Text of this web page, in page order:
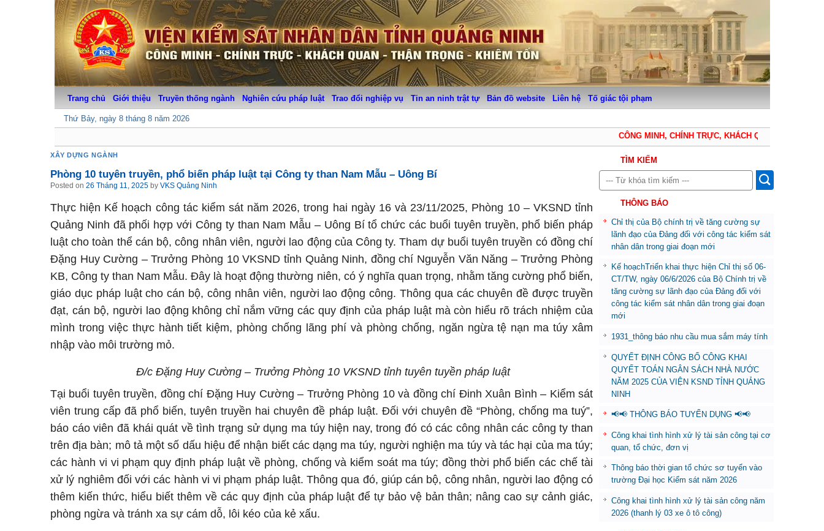
Trang chủ Giới thiệu Truyền thống ngành Nghiên cứu pháp luật Trao đổi nghiệp vụ Tin an ninh trật tự Bản đồ website Liên hệ Tố giác tội phạm
Thứ Bảy, ngày 8 tháng 8 năm 2026
CÔNG MINH, CHÍNH TRỰC, KHÁCH QUAN, THẬN
XÂY DỰNG NGÀNH
Phòng 10 tuyên truyền, phổ biến pháp luật tại Công ty than Nam Mẫu – Uông Bí
Posted on 26 Tháng 11, 2025 by VKS Quảng Ninh
Thực hiện Kế hoạch công tác kiểm sát năm 2026, trong hai ngày 16 và 23/11/2025, Phòng 10 – VKSND tỉnh
Quảng Ninh đã phối hợp với Công ty than Nam Mẫu – Uông Bí tổ chức các buổi tuyên truyền, phổ biến pháp
luật cho toàn thể cán bộ, công nhân viên, người lao động của Công ty. Tham dự buổi tuyên truyền có đồng chí
Đặng Huy Cường – Trưởng Phòng 10 VKSND tỉnh Quảng Ninh, đồng chí Nguyễn Văn Năng – Trưởng Phòng
KB, Công ty than Nam Mẫu. Đây là hoạt động thường niên, có ý nghĩa quan trọng, nhằm tăng cường phổ biến,
giáo dục pháp luật cho cán bộ, công nhân viên, người lao động công. Thông qua các chuyên đề được truyền
đạt, cán bộ, người lao động không chỉ nắm vững các quy định của pháp luật mà còn hiểu rõ trách nhiệm của
mình trong việc thực hành tiết kiệm, phòng chống lãng phí và phòng chống, ngăn ngừa tệ nạn ma túy xâm
nhập vào môi trường mỏ.
Đ/c Đặng Huy Cường – Trưởng Phòng 10 VKSND tỉnh tuyên tuyền pháp luật
Tại buổi tuyên truyền, đồng chí Đặng Huy Cường – Trưởng Phòng 10 và đồng chí Đinh Xuân Bình – Kiểm sát
viên trung cấp đã phổ biến, tuyên truyền hai chuyên đề pháp luật. Đối với chuyên đề “Phòng, chống ma tuý”,
báo cáo viên đã khái quát về tình trạng sử dụng ma túy hiện nay, trong đó có các công nhân các công ty than
trên địa bàn; mô tả một số dấu hiệu để nhận biết các dạng ma túy, người nghiện ma túy và tác hại của ma túy;
các hành vi vi phạm quy định pháp luật về phòng, chống và kiểm soát ma túy; đồng thời phổ biến các chế tài
xử lý nghiêm đối với các hành vi vi phạm pháp luật. Thông qua đó, giúp cán bộ, công nhân, người lao động có
thêm kiến thức, hiểu biết thêm về các quy định của pháp luật để tự bảo vệ bản thân; nâng cao sự cảnh giác,
phòng ngừa và tránh xa sự cám dỗ, lôi kéo của kẻ xấu.
TÌM KIẾM
THÔNG BÁO
Chỉ thị của Bộ chính trị về tăng cường sự
lãnh đạo của Đảng đối với công tác kiểm sát
nhân dân trong giai đoạn mới
Kế hoạchTriển khai thực hiện Chỉ thị số 06-
CT/TW, ngày 06/6/2026 của Bộ Chính trị về
tăng cường sự lãnh đạo của Đảng đối với
công tác kiểm sát nhân dân trong giai đoạn
mới
1931_thông báo nhu cầu mua sắm máy tính
QUYẾT ĐỊNH CÔNG BỐ CÔNG KHAI
QUYẾT TOÁN NGÂN SÁCH NHÀ NƯỚC
NĂM 2025 CỦA VIỆN KSND TỈNH QUẢNG
NINH
📢📢 THÔNG BÁO TUYỂN DỤNG 📢📢
Công khai tình hình xử lý tài sản công tại cơ
quan, tổ chức, đơn vị
Thông báo thời gian tổ chức sơ tuyển vào
trường Đại học Kiểm sát năm 2026
Công khai tình hình xử lý tài sản công năm
2026 (thanh lý 03 xe ô tô công)